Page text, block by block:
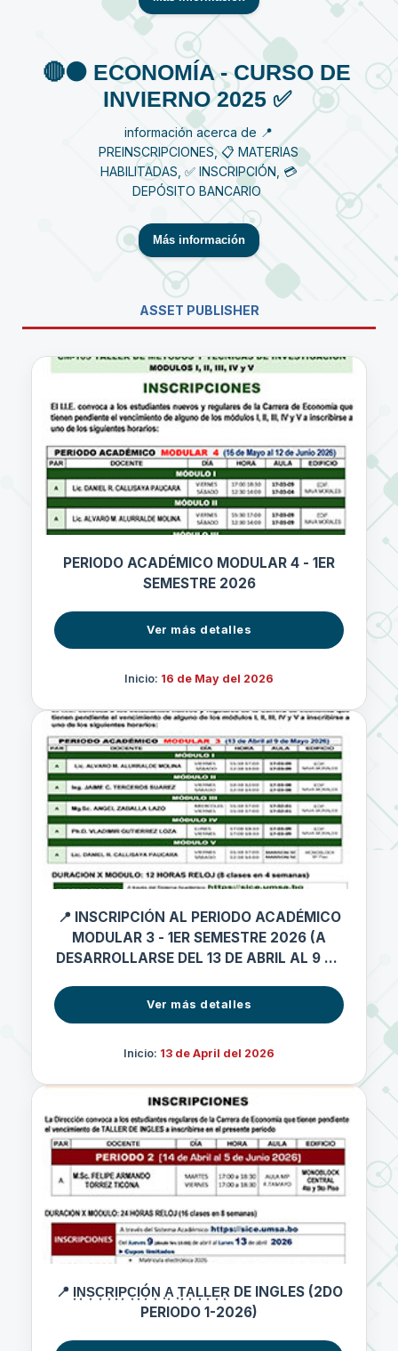
🔴⚫️ ECONOMÍA - CURSO DE
INVIERNO 2025 ✅
información acerca de 📍
PREINSCRIPCIONES, 📋 MATERIAS
HABILITADAS, ✅ INSCRIPCIÓN, 💳
DEPÓSITO BANCARIO
Más información
ASSET PUBLISHER
PERIODO ACADÉMICO MODULAR 4 - 1ER
SEMESTRE 2026
Ver más detalles
Inicio: 16 de May del 2026
📍 INSCRIPCIÓN AL PERIODO ACADÉMICO
MODULAR 3 - 1ER SEMESTRE 2026 (A
DESARROLLARSE DEL 13 DE ABRIL AL 9 DE
Ver más detalles
Inicio: 13 de April del 2026
📍 I͙N͙S͙C͙R͙I͙P͙C͙I͙Ó͙N͙ ͙A͙ ͙T͙A͙L͙L͙E͙R͙ DE INGLES (2DO
PERIODO 1-2026)